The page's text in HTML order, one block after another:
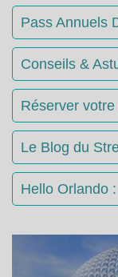
Pass Annuels
Conseils &
Réserver
Le Blog du
Hello Orlando